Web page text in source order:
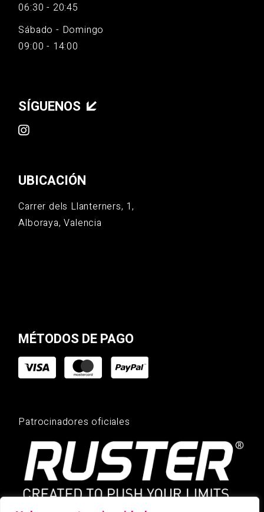
06:30 - 20:45
Sábado - Domingo
09:00 - 14:00
SÍGUENOS
UBICACIÓN
Carrer dels Llanterners, 1,
Alboraya, Valencia
MÉTODOS DE PAGO
Patrocinadores oficiales